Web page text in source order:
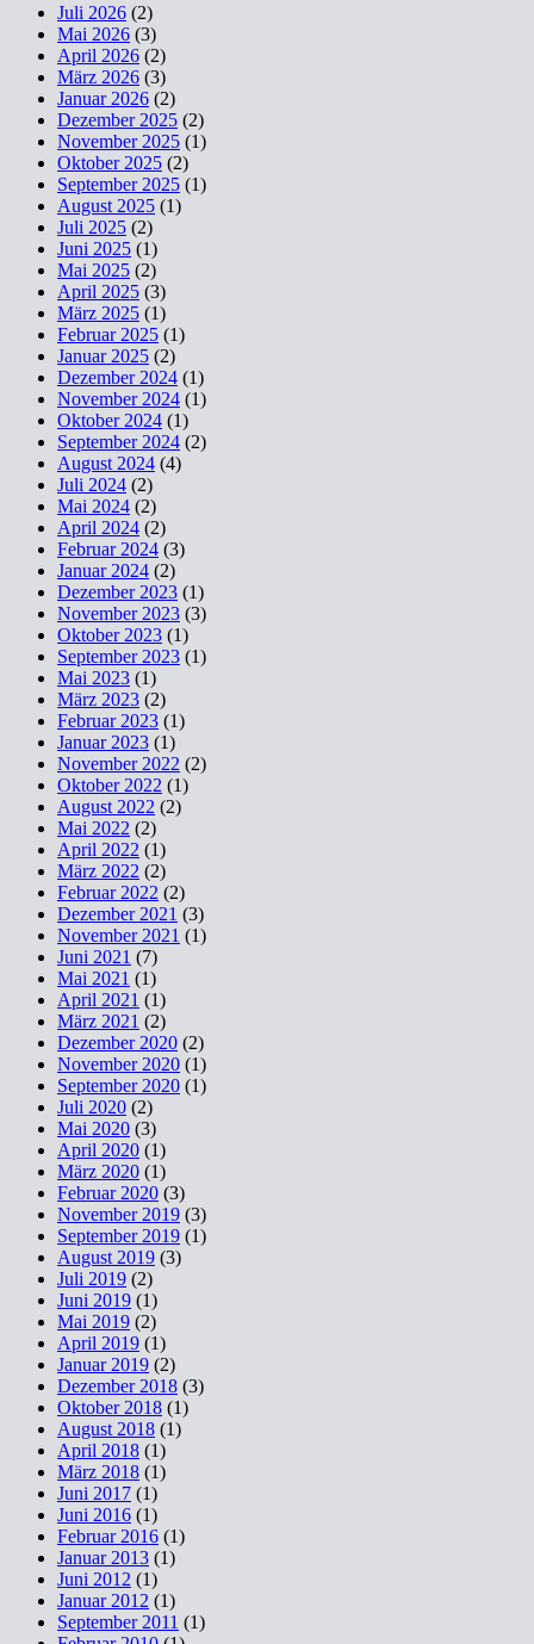
Juli 2026 (2)
Mai 2026 (3)
April 2026 (2)
März 2026 (3)
Januar 2026 (2)
Dezember 2025 (2)
November 2025 (1)
Oktober 2025 (2)
September 2025 (1)
August 2025 (1)
Juli 2025 (2)
Juni 2025 (1)
Mai 2025 (2)
April 2025 (3)
März 2025 (1)
Februar 2025 (1)
Januar 2025 (2)
Dezember 2024 (1)
November 2024 (1)
Oktober 2024 (1)
September 2024 (2)
August 2024 (4)
Juli 2024 (2)
Mai 2024 (2)
April 2024 (2)
Februar 2024 (3)
Januar 2024 (2)
Dezember 2023 (1)
November 2023 (3)
Oktober 2023 (1)
September 2023 (1)
Mai 2023 (1)
März 2023 (2)
Februar 2023 (1)
Januar 2023 (1)
November 2022 (2)
Oktober 2022 (1)
August 2022 (2)
Mai 2022 (2)
April 2022 (1)
März 2022 (2)
Februar 2022 (2)
Dezember 2021 (3)
November 2021 (1)
Juni 2021 (7)
Mai 2021 (1)
April 2021 (1)
März 2021 (2)
Dezember 2020 (2)
November 2020 (1)
September 2020 (1)
Juli 2020 (2)
Mai 2020 (3)
April 2020 (1)
März 2020 (1)
Februar 2020 (3)
November 2019 (3)
September 2019 (1)
August 2019 (3)
Juli 2019 (2)
Juni 2019 (1)
Mai 2019 (2)
April 2019 (1)
Januar 2019 (2)
Dezember 2018 (3)
Oktober 2018 (1)
August 2018 (1)
April 2018 (1)
März 2018 (1)
Juni 2017 (1)
Juni 2016 (1)
Februar 2016 (1)
Januar 2013 (1)
Juni 2012 (1)
Januar 2012 (1)
September 2011 (1)